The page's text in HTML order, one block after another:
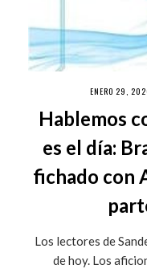
ENERO 29,
Hablemos
es el día:
fichado con
Los lectores de
de hoy. Los